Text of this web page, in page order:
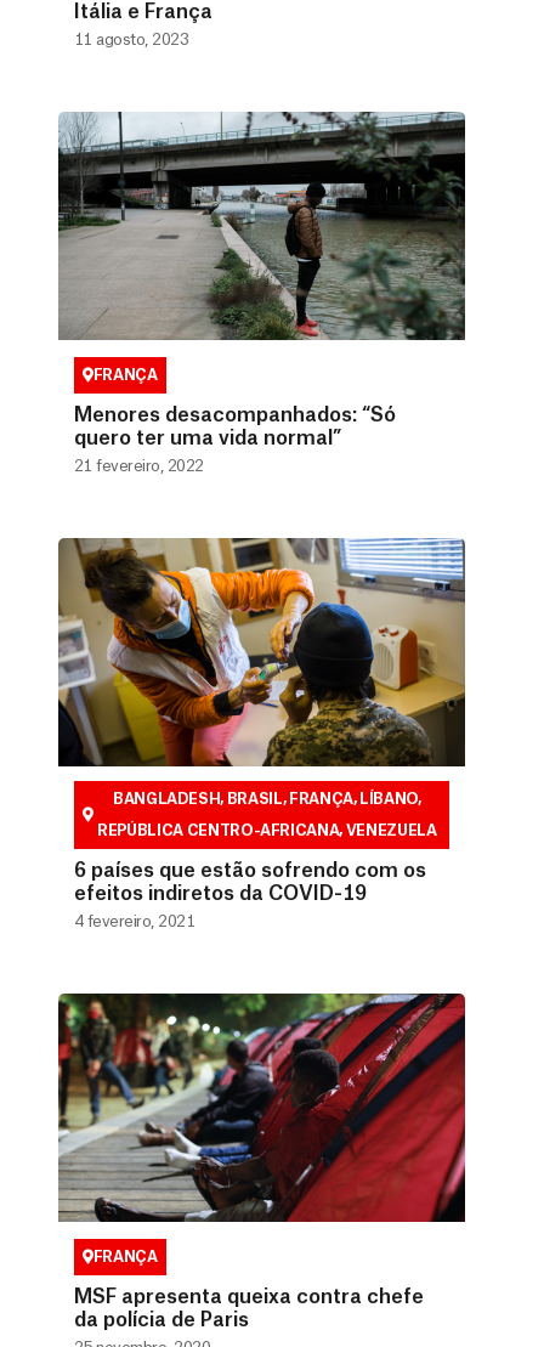
Itália e França
11 agosto, 2023
FRANÇA
Menores desacompanhados: “Só
quero ter uma vida normal”
21 fevereiro, 2022
BANGLADESH, BRASIL, FRANÇA, LÍBANO,
REPÚBLICA CENTRO-AFRICANA, VENEZUELA
6 países que estão sofrendo com os
efeitos indiretos da COVID-19
4 fevereiro, 2021
FRANÇA
MSF apresenta queixa contra chefe
da polícia de Paris